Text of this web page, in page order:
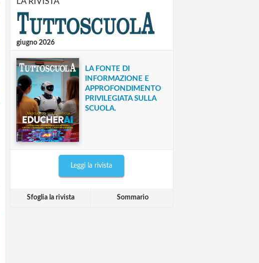
giugno 2026
LA FONTE DI
INFORMAZIONE E
APPROFONDIMENTO
PRIVILEGIATA SULLA
SCUOLA.
Leggi la rivista
Sfoglia la rivista Sommario